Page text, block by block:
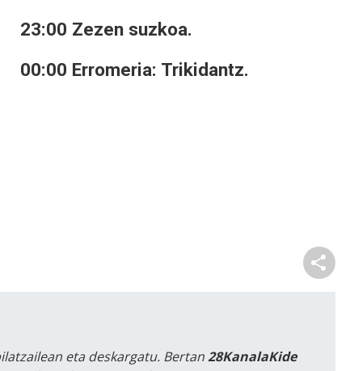
23:00 Zezen suzkoa.
00:00 Erromeria: Trikidantz.
eta deskargatu. Bertan28KanalaKide